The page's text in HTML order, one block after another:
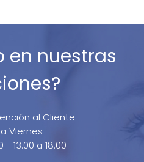
en nuestras
al Cliente
Viernes
- 13:00 a 18:00